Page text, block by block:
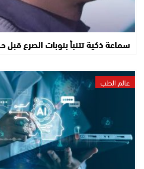
سماعة ذكية تتنبأ بنوبات الصرع قبل
عالم الطب